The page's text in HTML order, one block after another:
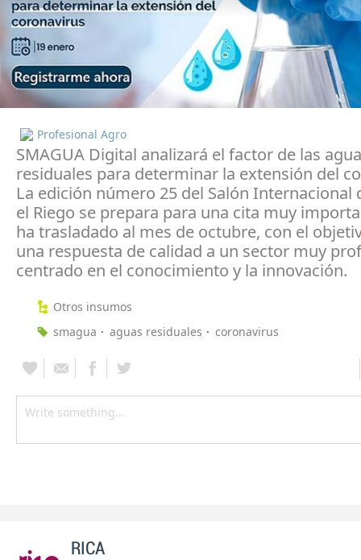
Profesional Agro
SMAGUA Digital analizará el factor de las
residuales para determinar la extensión del
La edición número 25 del Salón Internacional
el Riego se prepara para una cita muy
ha trasladado al mes de octubre, con el
una respuesta de calidad a un sector muy
centrado en el conocimiento y la innovación.
Otros insumos
smagua
aguas residuales coronavirus
RICA